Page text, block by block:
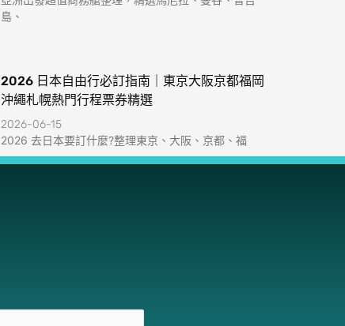
島、
2026 日本自由行必訂指南｜東京大阪京都福岡
沖繩札幌熱門行程票券精選
2026-06-15
2026 去日本要訂什麼?整理東京、大阪、京都、福